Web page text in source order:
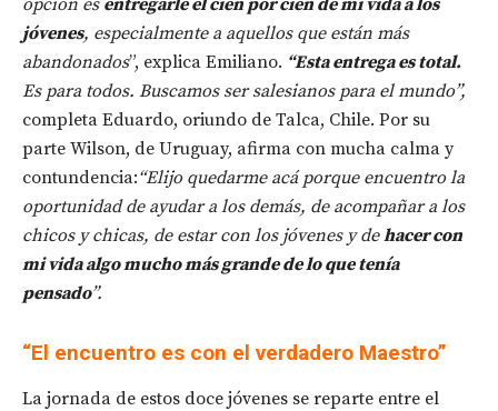
jóvenes, especialmente a aquellos que están más
abandonados”, explica Emiliano. “Esta entrega es total.
Es para todos. Buscamos ser salesianos para el mundo”,
completa Eduardo, oriundo de Talca, Chile. Por su
parte Wilson, de Uruguay, afirma con mucha calma y
contundencia:“Elijo quedarme acá porque encuentro la
oportunidad de ayudar a los demás, de acompañar a los
chicos y chicas, de estar con los jóvenes y dehacer con
mi vida algo mucho más grande de lo que tenía
pensado”.
“El encuentro es con el verdadero Maestro”
La jornada de estos doce jóvenes se reparte entre el